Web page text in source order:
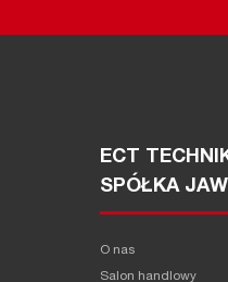
ECT
SPÓŁKA
O nas
Salon handlowy